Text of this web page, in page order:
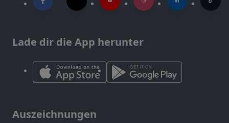
Lade dir die App herunter
Auszeichnungen